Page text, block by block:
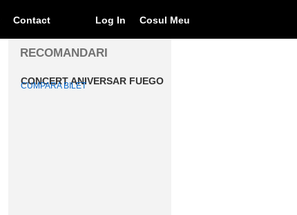
Contact Cosul Meu
Log In
RECOMANDARI
CONCERT ANIVERSAR FUEGO
CUMPARA BILET